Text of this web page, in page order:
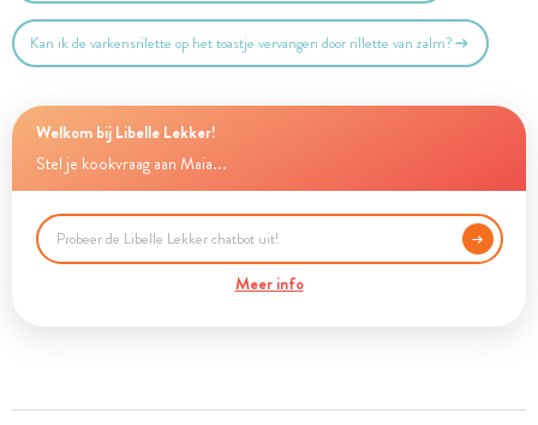
Kan ik de varkensrilette op het toastje vervangen door rillette van zalm?
Welkom bij Libelle Lekker!
Stel je kookvraag aan Maia...
Meer info